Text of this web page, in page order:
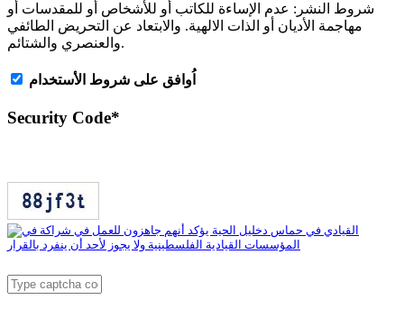
شروط النشر: عدم الإساءة للكاتب أو للأشخاص أو للمقدسات أو
مهاجمة الأديان أو الذات الالهية. والابتعاد عن التحريض الطائفي
والعنصري والشتائم.
اُوافق على شروط الأستخدام
Security Code*